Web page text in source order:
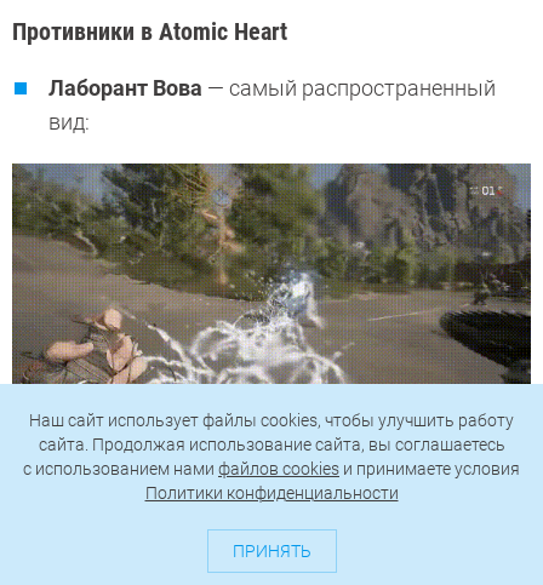
Противники в Atomic Heart
Лаборант Вова — самый распространенный
вид:
Быстроногий образец Раф/9
Наш сайт использует файлы cookies, чтобы улучшить работу
сайта. Продолжая использование сайта, вы соглашаетесь
c использованием нами файлов cookies и принимаете условия
Политики конфиденциальности
ПРИНЯТЬ